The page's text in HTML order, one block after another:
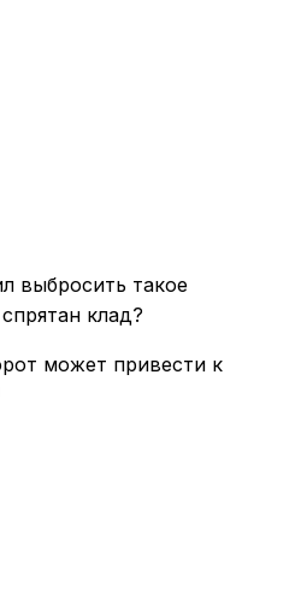
выбросить такое
клад?
может привести к